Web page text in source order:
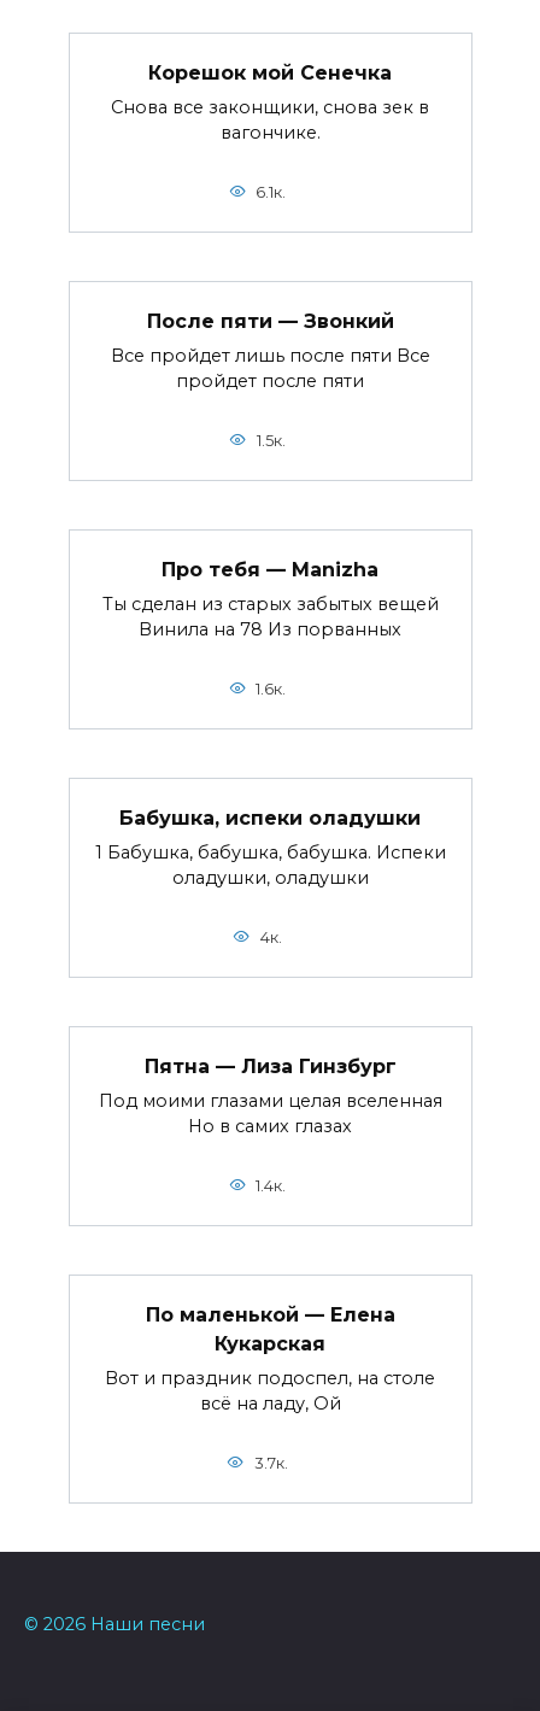
Корешок мой Сенечка
Снова все законщики, снова зек в
вагончике.
6.1к.
После пяти — Звонкий
Все пройдет лишь после пяти Все
пройдет после пяти
1.5к.
Про тебя — Manizha
Ты сделан из старых забытых вещей
Винила на 78 Из порванных
1.6к.
Бабушка, испеки оладушки
1 Бабушка, бабушка, бабушка. Испеки
оладушки, оладушки
4к.
Пятна — Лиза Гинзбург
Под моими глазами целая вселенная
Но в самих глазах
1.4к.
По маленькой — Елена
Кукарская
Вот и праздник подоспел, на столе
всё на ладу, Ой
3.7к.
© 2026 Наши песни